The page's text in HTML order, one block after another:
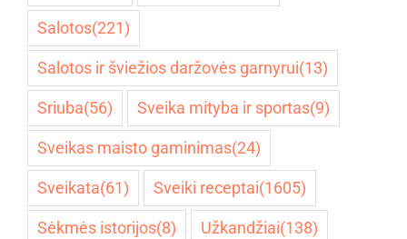
Salotos(221)
Salotos ir šviežios daržovės garnyrui(13)
Sriuba(56) Sveika mityba ir sportas(9)
Sveikas maisto gaminimas(24)
Sveikata(61) Sveiki receptai(1605)
Sėkmės istorijos(8) Užkandžiai(138)